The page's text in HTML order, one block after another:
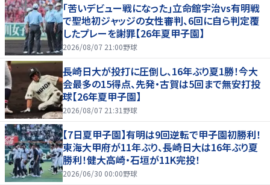
｢苦いデビュー戦になった｣立命館宇治vs有明戦
で聖地初ジャッジの女性審判、6回に自ら判定覆
したプレーを謝罪【26年夏甲子園】
2026/08/07 21:00野球
長崎日大が投打に圧倒し、16年ぶり夏1勝！今大
会最多の15得点、先発・古賀は5回まで無安打投
球【26年夏甲子園】
2026/08/07 21:31 野球
【7日夏甲子園】有明は9回逆転で甲子園初勝利！
東海大甲府が11年ぶり、長崎日大は16年ぶり夏
勝利！健大高崎・石垣が11K完投！
2026/06/30 00:00野球